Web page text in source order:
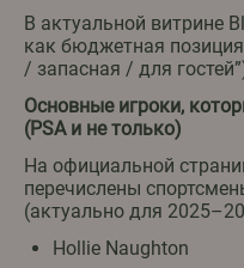
В актуальной витрине
как бюджетная
/ запасная / для
Основные игроки,
(PSA и не только)
На официальной
перечислены
(актуально для
Hollie Naughton